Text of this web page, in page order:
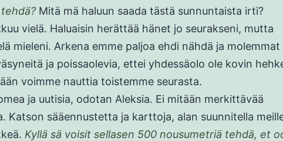
Mitä mä haluun saada tästä sunnuntaista irti?
vielä. Haluaisin herättää hänet jo seurakseni, mutta
mieleni. Arkena emme paljoa ehdi nähdä ja
ja poissaolevia, ettei yhdessäolo ole kovin
voimme nauttia toistemme seurasta.
ja uutisia, odotan Aleksia. Ei mitään merkittävää
Katson sääennustetta ja karttoja, alan suunnitella
Kyllä sä voisit sellasen 500 nousumetriä tehdä, et